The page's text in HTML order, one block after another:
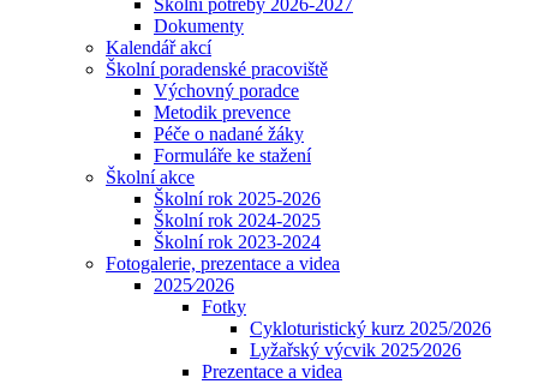
Školní potřeby 2026-2027
Dokumenty
Kalendář akcí
Školní poradenské pracoviště
Výchovný poradce
Metodik prevence
Péče o nadané žáky
Formuláře ke stažení
Školní akce
Školní rok 2025-2026
Školní rok 2024-2025
Školní rok 2023-2024
Fotogalerie, prezentace a videa
2025⁄2026
Fotky
Cykloturistický kurz 2025/2026
Lyžařský výcvik 2025⁄2026
Prezentace a videa